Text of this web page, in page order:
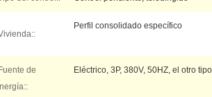
Perfil consolidado específico
Fuente de
Eléctrico, 3P, 380V, 50HZ, el otro